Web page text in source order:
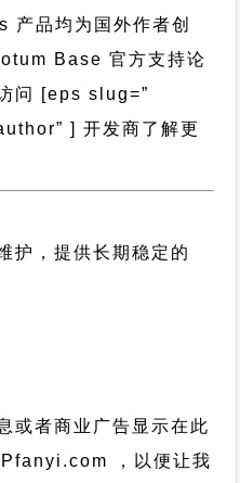
产品均为国外作者创
Base 官方支持论
问 [eps slug=”
] 开发商了解更
护，提供长期稳定的
或者商业广告显示在此
，以便让我